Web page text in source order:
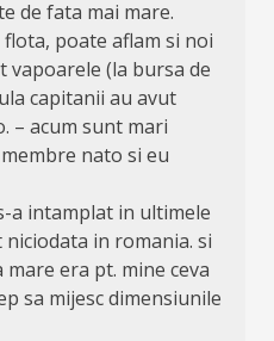
de fata mai mare.
poate aflam si noi
vapoarele (la bursa de
capitanii au avut
– acum sunt mari
nato si eu
a intamplat in ultimele
in romania. si
era pt. mine ceva
sa mijesc dimensiunile